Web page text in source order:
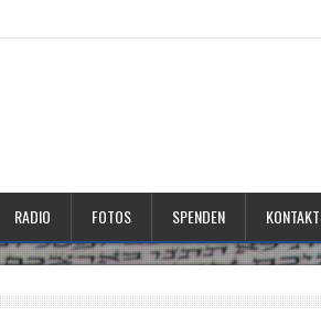
RADIO FOTOS SPENDEN KONTAKT